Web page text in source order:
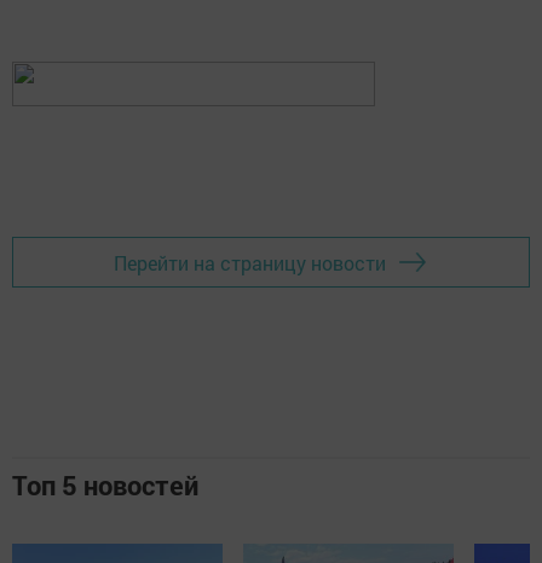
Перейти на страницу новости
Топ 5 новостей